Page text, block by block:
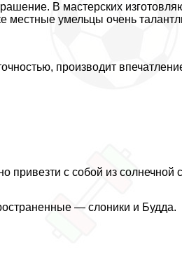
В мастерских
местные умельцы очень
производит
привезти с собой из солнечной
— слоники и Будда.